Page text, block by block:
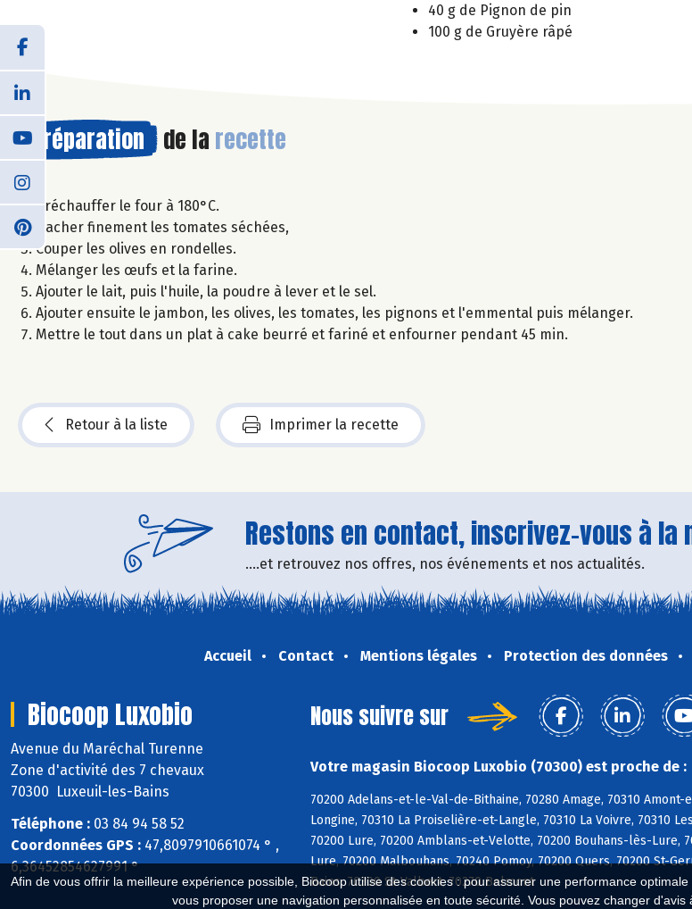
Afin de vous offrir la meilleure expérience possible, Biocoop utilise des cookies : pour assurer une performance
vous proposer une navigation personnalisée en toute sécurité. Vous pouvez changer
40 g de Pignon de pin
100 g de Gruyère râpé
Préparation de la recette
Préchauffer le four à 180°C.
Hacher finement les tomates séchées,
Couper les olives en rondelles.
Mélanger les œufs et la farine.
Ajouter le lait, puis l'huile, la poudre à lever et le sel.
Ajouter ensuite le jambon, les olives, les tomates, les pignons et l'emmental puis mélanger.
Mettre le tout dans un plat à cake beurré et fariné et enfourner pendant 45 min.
Retour à la liste Imprimer la recette
Restons en contact, inscrivez-vous à la
....et retrouvez nos offres, nos événements et nos actualités.
Accueil Contact Mentions légales Protection des données
Biocoop Luxobio
Avenue du Maréchal Turenne
Zone d'activité des 7 chevaux
70300 Luxeuil-les-Bains
Téléphone : 03 84 94 58 52
Coordonnées GPS : 47,8097910661074 ° ,
6,36452854627991 °
Nous suivre sur
Votre magasin Biocoop Luxobio (70300) est proche de :
70200 Adelans-et-le-Val-de-Bithaine, 70280 Amage, 70310
Longine, 70310 La Proiselière-et-Langle, 70310 La Voivre, 70310
70200 Lure, 70200 Amblans-et-Velotte, 70200 Bouhans-lès-
Lure, 70200 Malbouhans, 70240 Pomoy, 70200 Quers, 70200 St-
Bains, 70300 St-Valbert, 70270 Belmont